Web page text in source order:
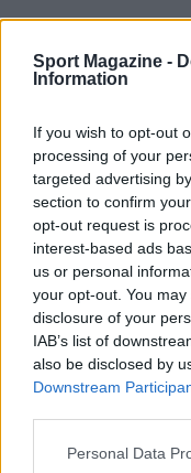
Sport Magazine -
Information
If you wish to opt-out
processing of your
targeted advertising
section to confirm
opt-out request is
interest-based ads
us or personal
your opt-out. You
disclosure of your
IAB’s list of
also be disclosed by
Downstream
Please note that this
Personal Data
AUTORE
Ilaria
Dall'Ara
coordina
sul
partita